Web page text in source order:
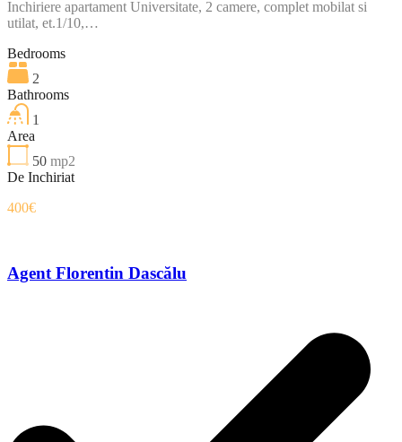
Inchiriere apartament Universitate, 2 camere, complet mobilat si
utilat, et.1/10,…
Bedrooms
2
Bathrooms
1
Area
50 mp2
De Inchiriat
400€
Agent Florentin Dascălu